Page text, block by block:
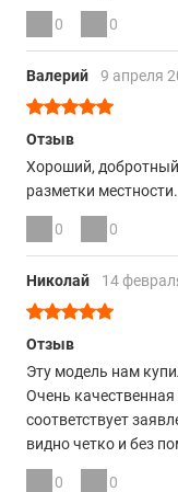
0 0
Валерий 9 апреля
Отзыв
Хороший,
разметки
0 0
Николай 14
Отзыв
Эту модель нам
Очень
соответствует
видно четко и без
0 0